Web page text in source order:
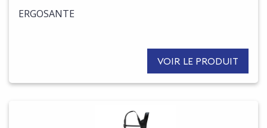
ERGOSANTE
VOIR LE PRODUIT